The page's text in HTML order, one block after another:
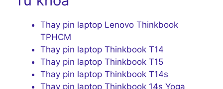
Thay pin laptop Lenovo Thinkbook
TPHCM
Thay pin laptop Thinkbook T14
Thay pin laptop Thinkbook T15
Thay pin laptop Thinkbook T14s
Thay pin laptop Thinkbook 14s Yoga